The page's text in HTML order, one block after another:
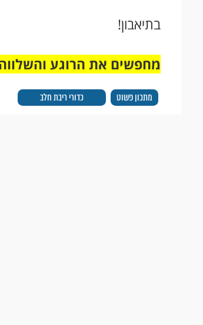
בתיאבון!
מתכון פשוט כדורי ריבת חלב
מחפשים את הרוגע